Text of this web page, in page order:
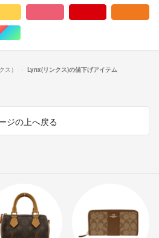
ド/金色系マルチカラー
ス） Lynx(リンクス)の値下げアイテム
ジの上へ戻る